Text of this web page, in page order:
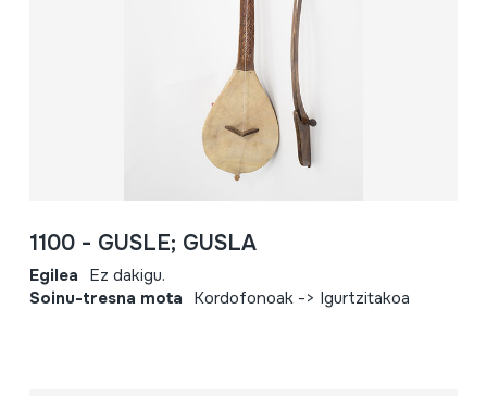
1100 - GUSLE; GUSLA
Egilea Ez dakigu.
Soinu-tresna mota Kordofonoak -> Igurtzitakoa